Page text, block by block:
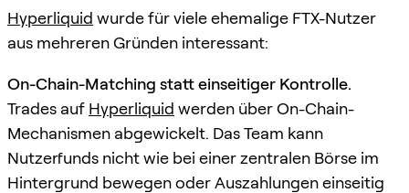
Hyperliquid wurde für viele ehemalige FTX-Nutzer
aus mehreren Gründen interessant:
On-Chain-Matching statt einseitiger Kontrolle.
Trades auf Hyperliquid werden über On-Chain-
Mechanismen abgewickelt. Das Team kann
Nutzerfunds nicht wie bei einer zentralen Börse im
Hintergrund bewegen oder Auszahlungen einseitig